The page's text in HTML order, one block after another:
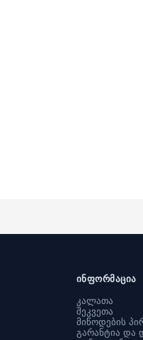
ინფორმაცია
კალათა
შეკვეთა
მიწოდების
გარანტია და